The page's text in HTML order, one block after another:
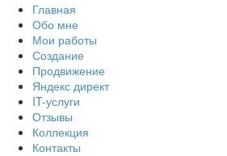
Главная
Обо мне
Мои работы
Создание
Продвижение
Яндекс директ
IT-услуги
Отзывы
Коллекция
Контакты